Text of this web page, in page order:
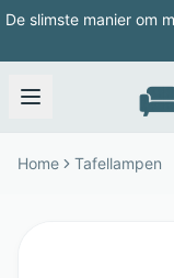
De slimste manier om
Home Tafellampen